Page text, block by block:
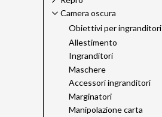
Camera oscura
Obiettivi per ingranditori
Allestimento
Ingranditori
Maschere
Accessori ingranditori
Marginatori
Manipolazione carta